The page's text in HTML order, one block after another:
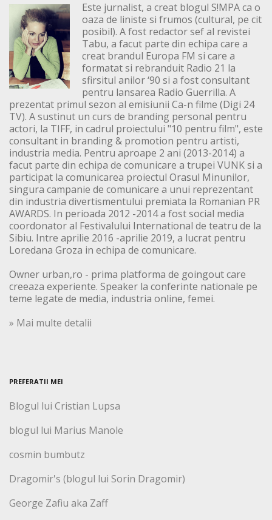
Este jurnalist, a creat blogul S!MPA ca o
oaza de liniste si frumos (cultural, pe cit
posibil). A fost redactor sef al revistei
Tabu, a facut parte din echipa care a
creat brandul Europa FM si care a
formatat si rebranduit Radio 21 la
sfirsitul anilor ‘90 si a fost consultant
pentru lansarea Radio Guerrilla. A
prezentat primul sezon al emisiunii Ca-n filme (Digi 24
TV). A sustinut un curs de branding personal pentru
actori, la TIFF, in cadrul proiectului "10 pentru film", este
consultant in branding & promotion pentru artisti,
industria media. Pentru aproape 2 ani (2013-2014) a
facut parte din echipa de comunicare a trupei VUNK si a
participat la comunicarea proiectul Orasul Minunilor,
singura campanie de comunicare a unui reprezentant
din industria divertismentului premiata la Romanian PR
AWARDS. In perioada 2012 -2014 a fost social media
coordonator al Festivalului International de teatru de la
Sibiu. Intre aprilie 2016 -aprilie 2019, a lucrat pentru
Loredana Groza in echipa de comunicare.
Owner urban,ro - prima platforma de goingout care
creeaza experiente. Speaker la conferinte nationale pe
teme legate de media, industria online, femei.
» Mai multe detalii
PREFERATII MEI
Blogul lui Cristian Lupsa
blogul lui Marius Manole
cosmin bumbutz
Dragomir's (blogul lui Sorin Dragomir)
George Zafiu aka Zaff